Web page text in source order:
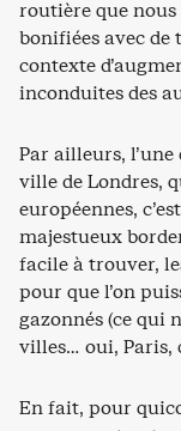
routière que
bonifiées avec
contexte
inconduites des
Par ailleurs,
ville de Londres,
européennes,
majestueux
facile à trouver,
pour que l’on
gazonnés (ce qui
villes… oui, Paris,
En fait, pour